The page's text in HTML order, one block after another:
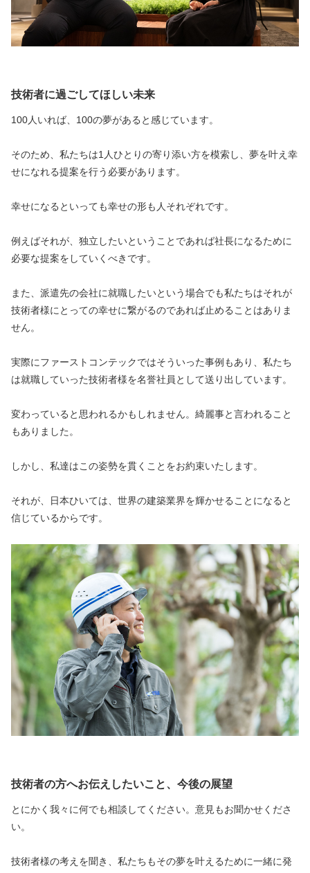
技術者に過ごしてほしい未来
100人いれば、100の夢があると感じています。
そのため、私たちは1人ひとりの寄り添い方を模索し、夢を叶え幸
せになれる提案を行う必要があります。
幸せになるといっても幸せの形も人それぞれです。
例えばそれが、独立したいということであれば社長になるために
必要な提案をしていくべきです。
また、派遣先の会社に就職したいという場合でも私たちはそれが
技術者様にとっての幸せに繋がるのであれば止めることはありま
せん。
実際にファーストコンテックではそういった事例もあり、私たち
は就職していった技術者様を名誉社員として送り出しています。
変わっていると思われるかもしれません。綺麗事と言われること
もありました。
しかし、私達はこの姿勢を貫くことをお約束いたします。
それが、日本ひいては、世界の建築業界を輝かせることになると
信じているからです。
技術者の方へお伝えしたいこと、今後の展望
とにかく我々に何でも相談してください。意見もお聞かせくださ
い。
技術者様の考えを聞き、私たちもその夢を叶えるために一緒に発